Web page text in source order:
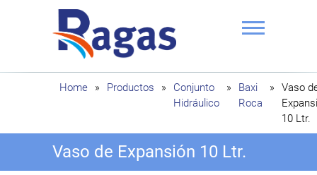
Ragas
Home » Productos »
Conjunto
Hidráulico
»
Baxi
Roca
»
Vaso
10 Ltr.
Vaso de Expansión 10 Ltr.